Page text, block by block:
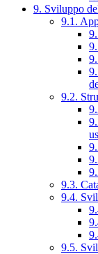
9. Sviluppo
9.1.
9.2.
9.3.
9.4.
9.5.